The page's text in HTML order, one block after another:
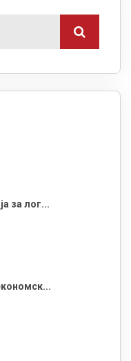
за лог...